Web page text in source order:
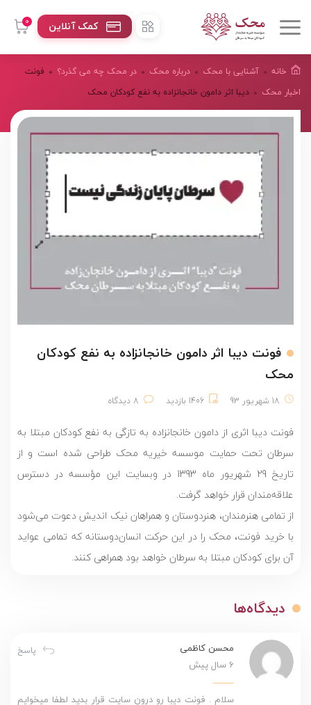
0 کمک آنلاین
خانه آشنایی با محک درباره محک
در محک چه می گذرد؟
اخبار محک
فونت
دیبا اثر دامون خانجانزاده به نفع کودکان محک
فونت دیبا اثر دامون خانجانزاده به نفع کودکان
محک
18 شهریور 93 1406 بازدید 8 دیدگاه
فونت دیبا اثری از دامون خانجانزاده به تازگی به نفع کودکان مبتلا به
سرطان تحت حمایت موسسه خیریه محک طراحی شده است و از
تاریخ 29 شهریور ماه 1393 در وبسایت این مؤسسه در دسترس
علاقه‌مندان قرار خواهد گرفت.
از تمامی هنرمندان‏، هنردوستان و همراهان نیک اندیش دعوت می‌شود
با خرید فونت، محک را در این حرکت انسان‌دوستانه که تمامی عواید
آن برای کودکان مبتلا به سرطان خواهد بود همراهی کنند.
دیدگاه‌ها
پاسخ
محسن کاظمی
6 سال پیش
سلام ‌. فونت دیبا رو درون سایت قرار بدید لطفا میخوایم